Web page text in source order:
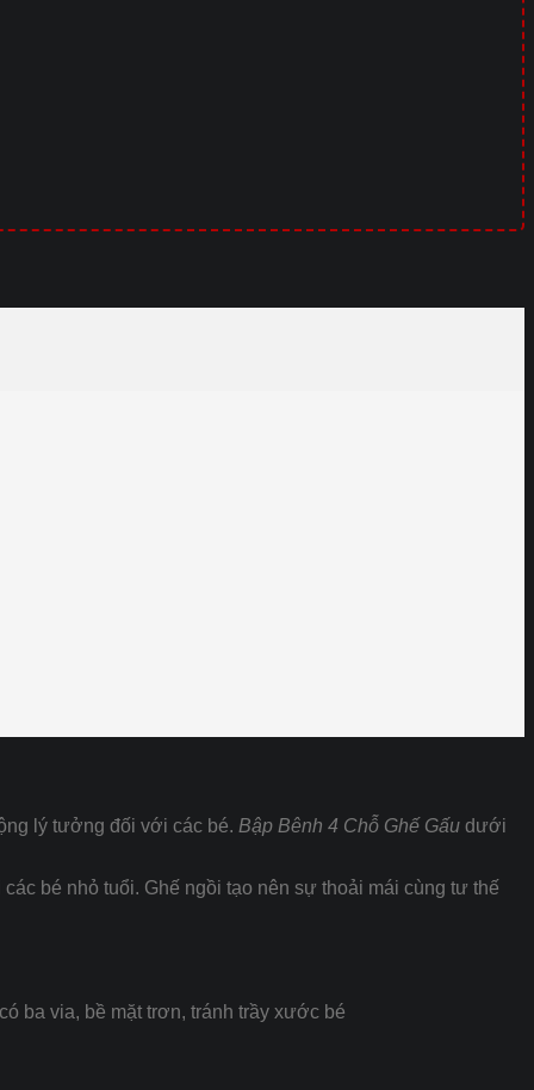
lý tưởng đối với các bé. Bập Bênh 4 Chỗ Ghế Gấu dưới
bé nhỏ tuổi. Ghế ngồi tạo nên sự thoải mái cùng tư thế
ba via, bề mặt trơn, tránh trầy xước bé